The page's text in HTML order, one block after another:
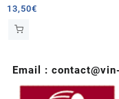
13,50€
Email :